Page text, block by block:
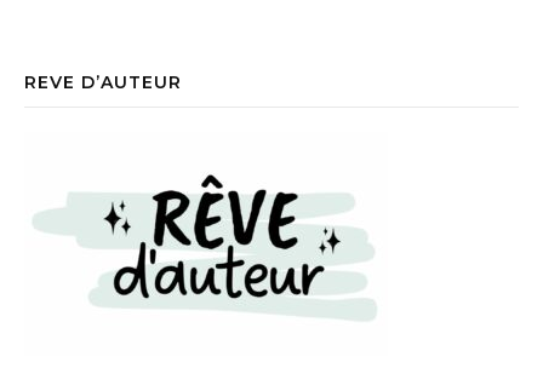
REVE D’AUTEUR